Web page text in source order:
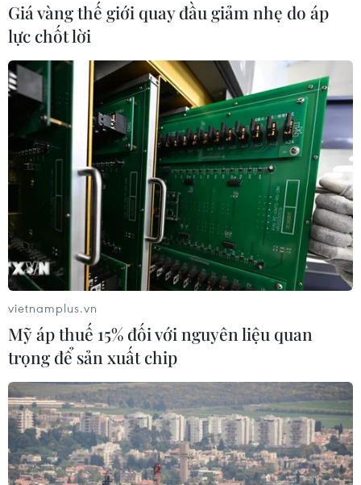
TIN CÙNG CHUYÊN MỤC
Hãng BMW bắt đầu sản xuất hàng
loạt mẫu xe thuần điện “thế hệ mới”
07/08/2026 01:52
Các thương hiệu xe cao cấp của Đức
trong cuộc khủng hoảng lợi nhuận
04/08/2026 23:03
Bứt phá trước "tháng Ngâu": Hãng xe
đồng loạt bung chiêu kích cầu đa
dạng
04/08/2026 04:29
Giá vàng thế giới quay đầu giảm nhẹ do áp
lực chốt lời
vietnamplus.vn
Mỹ áp thuế 15% đối với nguyên liệu quan
trọng để sản xuất chip